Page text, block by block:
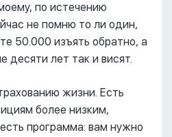
по истечению
не помню то ли один,
50.000 изъять обратно, а
десяти лет так и висят.
жизни. Есть
более низким,
программа: вам нужно